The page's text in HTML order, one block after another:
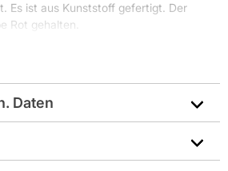
Es ist aus Kunststoff gefertigt. Der
Rot gehalten.
Aufstriche schwer
glatten und porösen Flächen
Daten
in mm: 15x140